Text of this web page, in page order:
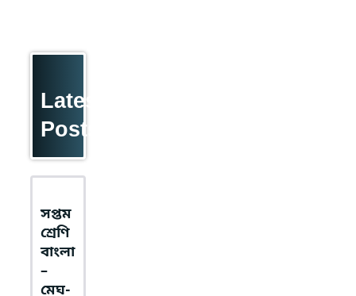
Latest
Posts
সপ্তম
শ্রেণি
বাংলা
–
মেঘ-